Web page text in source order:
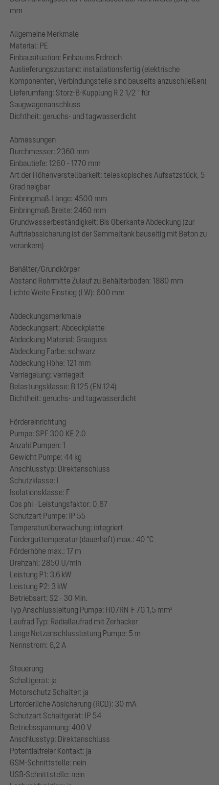
mm
Allgemeine Merkmale
Material: PE
Einbausituation: Einbau ins Erdreich
Auslieferungszustand: installationsfertig (elektrische
Komponenten, Verbindungsteile sind bauseits anzuschließen)
Lieferumfang: Storz-B-Kupplung R 2 1/2 " für
Saugwagenanschluss
Dichtheit: geruchs- und tagwasserdicht
Abmessungen
Durchmesser: 2360 mm
Einbautiefe: 1260 - 1770 mm
Art der Höhenverstellbarkeit: teleskopisches Aufsatzstück, 5
Grad neigbar
Einbringmaß Länge: 4500 mm
Einbringmaß Breite: 2460 mm
Grundwasserbeständigkeit: Bis Oberkante Abdeckung (zur
Auftriebssicherung ist der Sammeltank bauseitig mit Beton zu
verankern)
Behälter/Grundkörper
Abstand Rohrmitte Zulauf zu Behälterboden: 1880 mm
Lichte Weite Einstieg (LW): 600 mm
Abdeckungsmerkmale
Abdeckungsart: Abdeckplatte
Abdeckung Material: Grauguss
Abdeckung Farbe: schwarz
Abdeckung Höhe: 121 mm
Verriegelung: verriegelt
Belastungsklasse: B 125 (EN 124)
Dichtheit: geruchs- und tagwasserdicht
Fördereinrichtung
Pumpe: SPF 300 KE 2.0
Anzahl Pumpen: 1
Gewicht Pumpe: 44 kg
Anschlusstyp: Direktanschluss
Schutzklasse: I
Isolationsklasse: F
Cos phi - Leistungsfaktor: 0,87
Schutzart Pumpe: IP 55
Temperaturüberwachung: integriert
Förderguttemperatur (dauerhaft) max.: 40 °C
Förderhöhe max.: 17 m
Drehzahl: 2850 U/min
Leistung P1: 3,6 kW
Leistung P2: 3 kW
Betriebsart: S2 - 30 Min.
Typ Anschlussleitung Pumpe: H07RN-F 7G 1,5 mm²
Laufrad Typ: Radiallaufrad mit Zerhacker
Länge Netzanschlussleitung Pumpe: 5 m
Nennstrom: 6,2 A
Steuerung
Schaltgerät: ja
Motorschutz Schalter: ja
Erforderliche Absicherung (RCD): 30 mA
Schutzart Schaltgerät: IP 54
Betriebsspannung: 400 V
Anschlusstyp: Direktanschluss
Potentialfreier Kontakt: ja
GSM-Schnittstelle: nein
USB-Schnittstelle: nein